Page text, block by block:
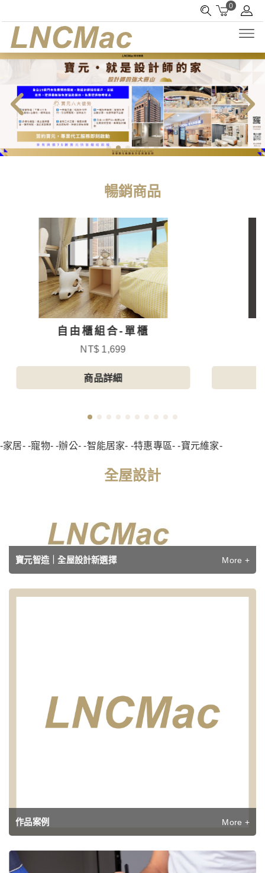
0
暢銷商品
自由櫃組合-單櫃
NT$ 1,699
商品詳細
-家居- -寵物- -辦公- -智能居家- -特惠專區- -寶元維家-
全屋設計
寶元智造｜全屋設計新選擇 More +
作品案例 More +